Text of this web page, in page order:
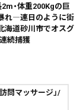
2m・体重200Kgの巨
れ―連日のように街
海道砂川市でオスグ
続捕獲
問マッサージ」/